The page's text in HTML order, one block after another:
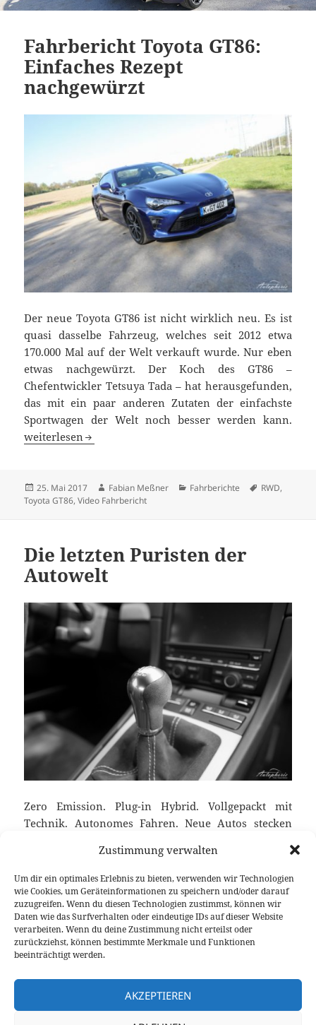
Zustimmung verwalten
Um dir ein optimales Erlebnis zu bieten, verwenden wir Technologien
wie Cookies, um Geräteinformationen zu speichern und/oder darauf
zuzugreifen. Wenn du diesen Technologien zustimmst, können wir
Daten wie das Surfverhalten oder eindeutige IDs auf dieser Website
verarbeiten. Wenn du deine Zustimmung nicht erteilst oder
zurückziehst, können bestimmte Merkmale und Funktionen
beeinträchtigt werden.
AKZEPTIEREN
Fahrbericht Toyota GT86:
Einfaches Rezept
nachgewürzt
Der neue Toyota GT86 ist nicht wirklich neu. Es ist
quasi dasselbe Fahrzeug, welches seit 2012 etwa
170.000 Mal auf der Welt verkauft wurde. Nur eben
etwas nachgewürzt. Der Koch des GT86 –
Chefentwickler Tetsuya Tada – hat herausgefunden,
das mit ein paar anderen Zutaten der einfachste
Sportwagen der Welt noch besser werden kann.
Fahrbericht Toyota GT86: Einfaches Rezept nachgewürzt
weiterlesen
Veröffentlicht
am
25. Mai 2017 Autor
Fabian Meßner Kategorien
Fahrberichte Schlagwörter
RWD,
Toyota GT86,Video Fahrbericht
Die letzten Puristen der
Autowelt
Zero Emission. Plug-in Hybrid. Vollgepackt mit
Technik. Autonomes Fahren. Neue Autos stecken
Theorie, bald ohne uns unterwegs sein. Doch, wo
sind die letzten puren Automobile, die noch eine
kräftige Hand hinter dem Lenkrad verlangen?
Autos, die noch Emotionen durch Purismus
hervorrufen oder auch unsere volle
Aufmerksamkeit fordern – eine kleine Liste der
letzten Automobile für alle, die das Fahren lieben.
weiterlesen